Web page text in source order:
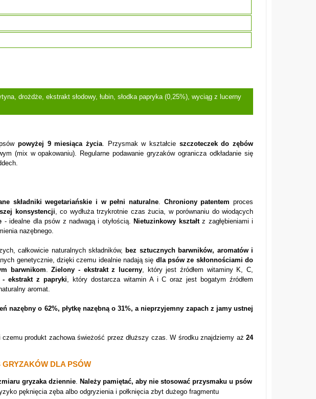
drożdże, ekstrakt słodowy, łubin, słodka papryka (0,25%), wyciąg z lucerny
powyżej 9 miesiąca życia. Przysmak w kształcie szczoteczek do zębów
(mix w opakowaniu). Regularne podawanie gryzaków ogranicza odkładanie się
składniki wegetariańskie i w pełni naturalne. Chroniony patentem proces
konsystencji, co wydłuża trzykrotnie czas żucia, w porównaniu do wiodących
- idealne dla psów z nadwagą i otyłością. Nietuzinkowy kształtz zagłębieniami i
nazębnego.
całkowicie naturalnych składników, bez sztucznych barwników, aromatów i
genetycznie, dzięki czemu idealnie nadają się dla psów ze skłonnościami do
barwnikom.Zielony - ekstrakt z lucerny, który jest źródłem witaminy K, C,
- ekstrakt z papryki, który dostarcza witamin A i C oraz jest bogatym źródłem
aromat.
nazębny o 62%, płytkę nazębną o 31%, a nieprzyjemny zapach z jamy ustnej
czemu produkt zachowa świeżość przez dłuższy czas. W środku znajdziemy aż24
DLA PSÓW
gryzaka dziennie. Należy pamiętać, aby nie stosować przysmaku u psów
pęknięcia zęba albo odgryzienia i połknięcia zbyt dużego fragmentu